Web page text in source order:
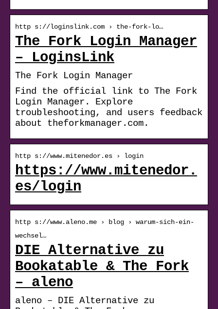
http s://loginslink.com › the-fork-lo…
The Fork Login Manager
– LoginsLink
The Fork Login Manager
Find the official link to The Fork
Login Manager. Explore
troubleshooting, and users feedback
about theforkmanager.com.
http s://www.mitenedor.es › login
https://www.mitenedor.
es/login
http s://www.aleno.me › blog › warum-sich-ein-
wechsel…
DIE Alternative zu
Bookatable & The Fork
– aleno
aleno – DIE Alternative zu